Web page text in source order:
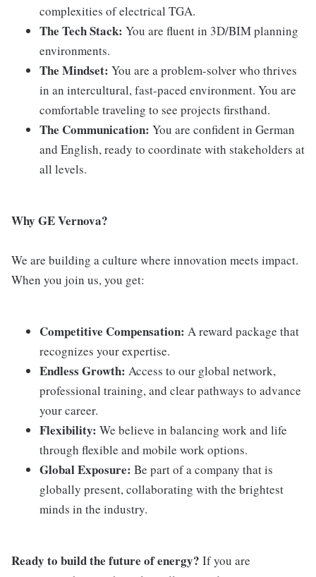
complexities of electrical TGA.
The Tech Stack: You are fluent in 3D/BIM planning
environments.
The Mindset: You are a problem-solver who thrives
in an intercultural, fast-paced environment. You are
comfortable traveling to see projects firsthand.
The Communication: You are confident in German
and English, ready to coordinate with stakeholders at
all levels.
Why GE Vernova?
We are building a culture where innovation meets impact.
When you join us, you get:
Competitive Compensation: A reward package that
recognizes your expertise.
Endless Growth: Access to our global network,
professional training, and clear pathways to advance
your career.
Flexibility: We believe in balancing work and life
through flexible and mobile work options.
Global Exposure: Be part of a company that is
globally present, collaborating with the brightest
minds in the industry.
Ready to build the future of energy? If you are